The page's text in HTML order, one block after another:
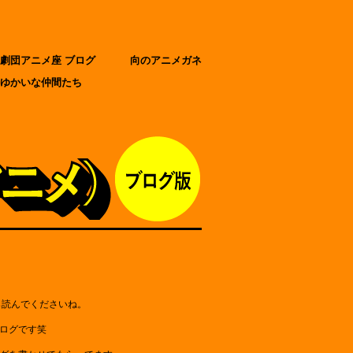
劇団アニメ座 ブログ
向のアニメガネ
ゆかいな仲間たち
んでくださいね。
グです笑